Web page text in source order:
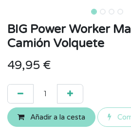
BIG Power Worker
Camión Volquete
49,95 €
Añadir a la cesta